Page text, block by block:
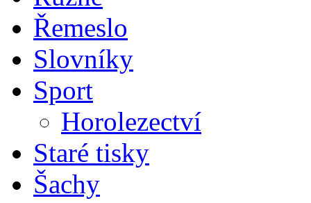
Řemeslo
Slovníky
Sport
Horolezectví
Staré tisky
Šachy